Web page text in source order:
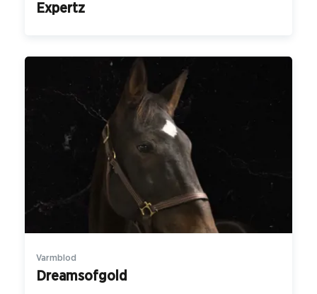
Expertz
Varmblod
Dreamsofgold